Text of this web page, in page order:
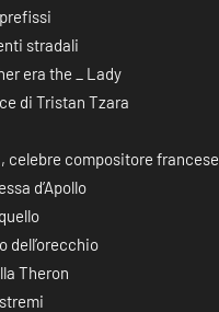
stradali
era the _ Lady
di Tristan Tzara
celebre compositore francese
d’Apollo
dell’orecchio
Theron